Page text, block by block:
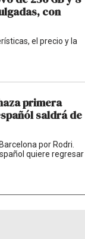
con
el precio y la
primera
saldrá de
por Rodri.
quiere regresar